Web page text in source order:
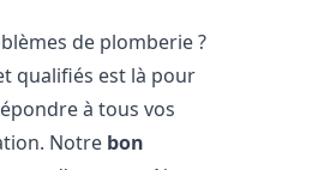
de plomberie ?
qualifiés est là pour
à tous vos
Notre bon